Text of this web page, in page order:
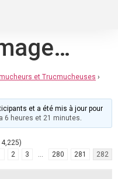
et Trucmucheuses ›
et a été mis à jour pour
6 heures et 21 minutes.
2 3 … 280 281 282